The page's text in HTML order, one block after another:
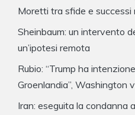
Moretti tra sfide e successi
Sheinbaum: un intervento
un’ipotesi remota
Rubio: “Trump ha
Groenlandia”, Washington
Iran: eseguita la condanna